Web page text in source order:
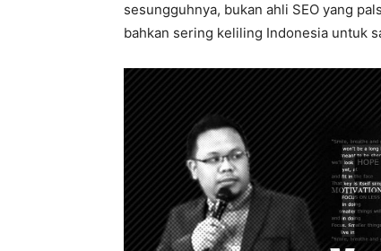
sesungguhnya, bukan ahli SEO yang
bahkan sering keliling Indonesia untuk